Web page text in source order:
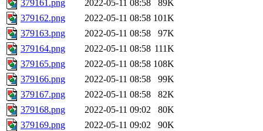
379161.png
2022-05-11 08:58
89K
379162.png
2022-05-11 08:58 101K
379163.png
2022-05-11 08:58
97K
379164.png
2022-05-11 08:58 111K
379165.png
2022-05-11 08:58 108K
379166.png
2022-05-11 08:58
99K
379167.png
2022-05-11 08:58
82K
379168.png
2022-05-11 09:02
80K
379169.png
2022-05-11 09:02
90K